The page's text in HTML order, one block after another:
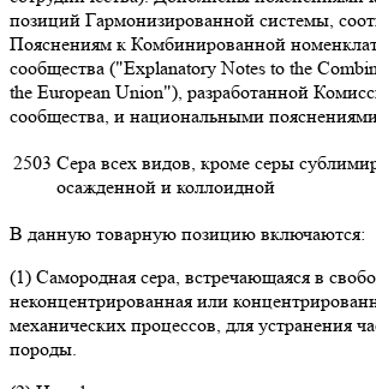
позиций Гармонизированной системы,
Пояснениям к Комбинированной
сообщества ("Explanatory Notes to the
the European Union"), разработанной
сообщества, и национальными
2503 Сера всех видов, кроме серы
осажденной и коллоидной
В данную товарную позицию включаются:
(1) Самородная сера, встречающаяся в
неконцентрированная или
механических процессов, для устранения
породы.